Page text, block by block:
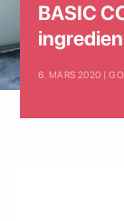
BASIC
6. MARS 2020 |